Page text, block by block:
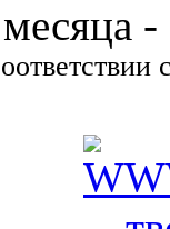
-